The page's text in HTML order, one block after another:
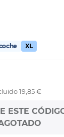
XL
19,85 €
ESTE